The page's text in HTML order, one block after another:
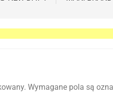
Wymagane pola są